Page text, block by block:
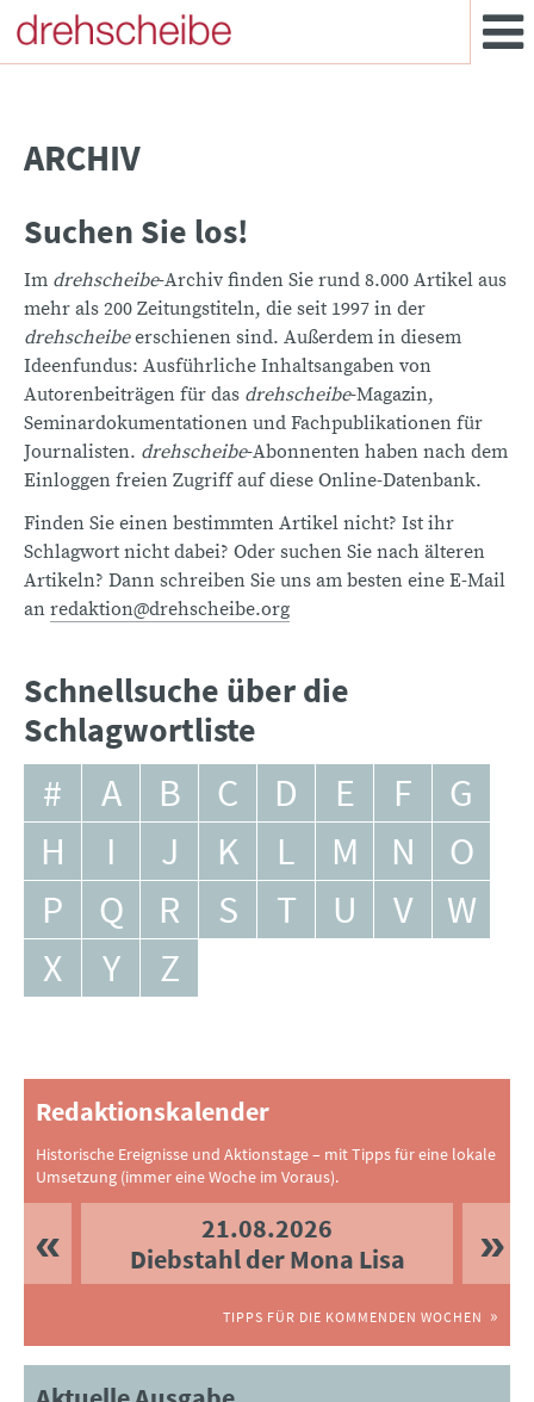
ARCHIV
Suchen Sie los!
Im drehscheibe-Archiv finden Sie rund 8.000 Artikel aus
mehr als 200 Zeitungstiteln, die seit 1997 in der
drehscheibeerschienen sind. Außerdem in diesem
Ideenfundus: Ausführliche Inhaltsangaben von
Autorenbeiträgen für das drehscheibe-Magazin,
Seminardokumentationen und Fachpublikationen für
Journalisten. drehscheibe-Abonnenten haben nach dem
Einloggen freien Zugriff auf diese Online-Datenbank.
Finden Sie einen bestimmten Artikel nicht? Ist ihr
Schlagwort nicht dabei? Oder suchen Sie nach älteren
Artikeln? Dann schreiben Sie uns am besten eine E-Mail
an redaktion@drehscheibe.org
Schnellsuche über die
Schlagwortliste
# A B C D E F
G
H
I J K L M N
O
P
Q R S T U V
W
X
Y Z
Redaktionskalender
Historische Ereignisse und Aktionstage – mit Tipps für eine lokale
Umsetzung (immer eine Woche im Voraus).
21.08.2026
Diebstahl der Mona Lisa
TIPPS FÜR DIE KOMMENDEN WOCHEN